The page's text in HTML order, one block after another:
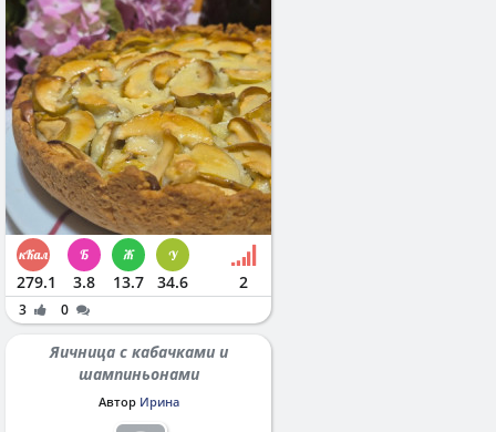
279.1 3.8 13.7 34.6 2
3 0
Яичница с кабачками и
шампиньонами
Автор Ирина